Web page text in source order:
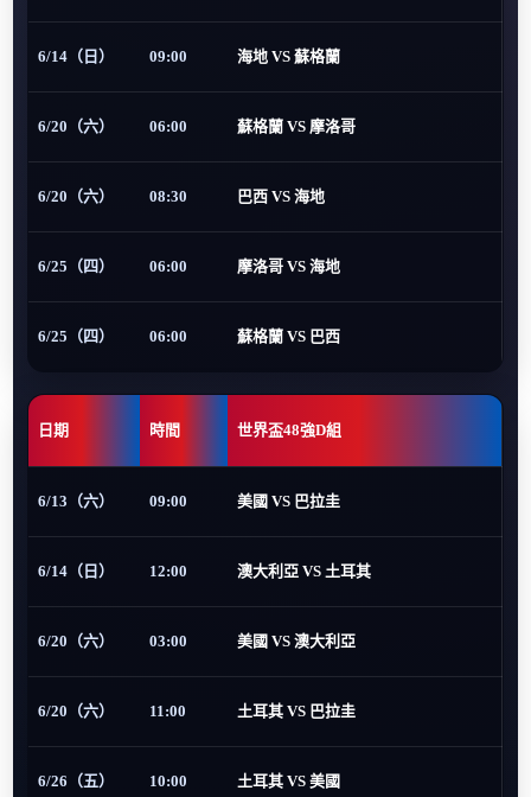
6/14（日） 09:00 海地 VS 蘇格蘭
6/20（六） 06:00 蘇格蘭 VS 摩洛哥
6/20（六） 08:30 巴西 VS 海地
6/25（四） 06:00 摩洛哥 VS 海地
6/25（四） 06:00 蘇格蘭 VS 巴西
日期 時間 世界盃48強D組
6/13（六） 09:00 美國 VS 巴拉圭
6/14（日） 12:00 澳大利亞 VS 土耳其
6/20（六） 03:00 美國 VS 澳大利亞
6/20（六） 11:00 土耳其 VS 巴拉圭
6/26（五） 10:00 土耳其 VS 美國